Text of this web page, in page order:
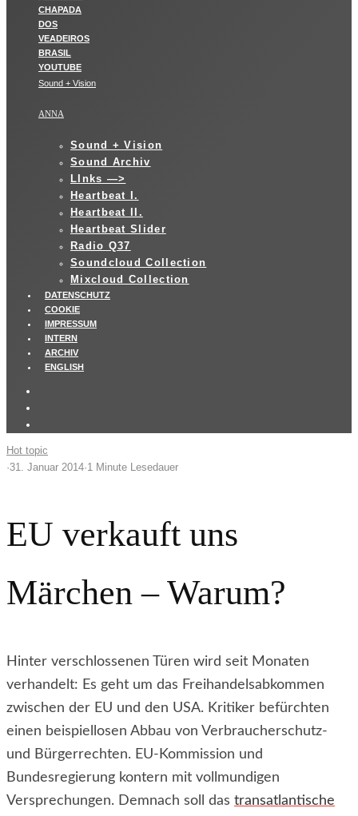
Sound + Vision
ANNA
Sound + Vision
Sound Archiv
LInks —>
Heartbeat I.
Heartbeat II.
Heartbeat Slider
Radio Q37
Soundcloud Collection
Mixcloud Collection
DATENSCHUTZ
COOKIE
IMPRESSUM
INTERN
ARCHIV
ENGLISH
Hot topic
·31. Januar 2014·1 Minute Lesedauer
EU verkauft uns
Märchen – Warum?
Hinter verschlossenen Türen wird seit Monaten
verhandelt: Es geht um das Freihandelsabkommen
zwischen der EU und den USA. Kritiker befürchten
einen beispiellosen Abbau von Verbraucherschutz-
und Bürgerrechten. EU-Kommission und
Bundesregierung kontern mit vollmundigen
Versprechungen. Demnach soll das transatlantische